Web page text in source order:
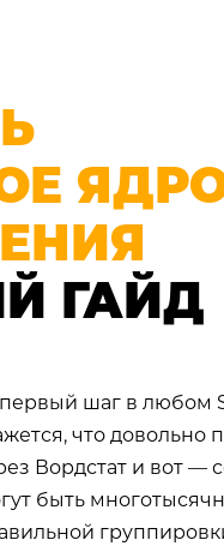
ГАЙД
шаг в любом
что довольно
Вордстат и вот —
быть